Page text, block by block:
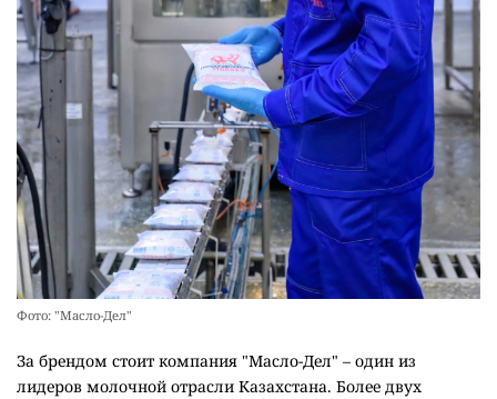
Фото: "Масло-Дел"
За брендом стоит компания "Масло-Дел" – один из
лидеров молочной отрасли Казахстана. Более двух